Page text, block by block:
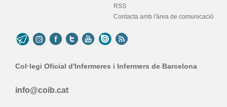
RSS
Contacta amb l'àrea de comunicació
Col·legi Oficial d'Infermeres i Infermers de Barcelona
info@coib.cat